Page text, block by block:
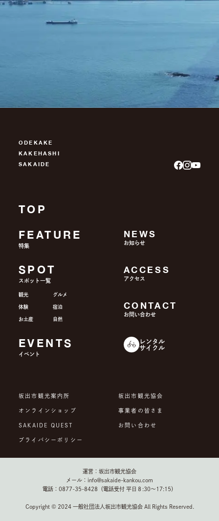
ODEKAKE
KAKEHASHI
SAKAIDE
TOP
FEATURE
特集
SPOT
スポット一覧
観光 グルメ
体験 宿泊
お土産 自然
EVENTS
イベント
NEWS
お知らせ
ACCESS
アクセス
CONTACT
お問い合わせ
レンタル
サイクル
坂出市観光案内所 坂出市観光協会
オンラインショップ 事業者の皆さま
SAKAIDE QUEST お問い合わせ
プライバシーポリシー
運営：坂出市観光協会
メール：info@sakaide-kankou.com
電話：0877-35-8428（電話受付 平日８:30～17:15）
Copyright © 2024 一般社団法人坂出市観光協会 All Rights Reserved.